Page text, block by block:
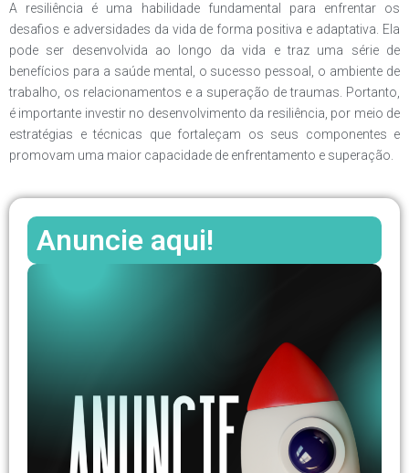
A resiliência é uma habilidade fundamental para enfrentar os
desafios e adversidades da vida de forma positiva e adaptativa. Ela
pode ser desenvolvida ao longo da vida e traz uma série de
benefícios para a saúde mental, o sucesso pessoal, o ambiente de
trabalho, os relacionamentos e a superação de traumas. Portanto,
é importante investir no desenvolvimento da resiliência, por meio de
estratégias e técnicas que fortaleçam os seus componentes e
promovam uma maior capacidade de enfrentamento e superação.
Anuncie aqui!